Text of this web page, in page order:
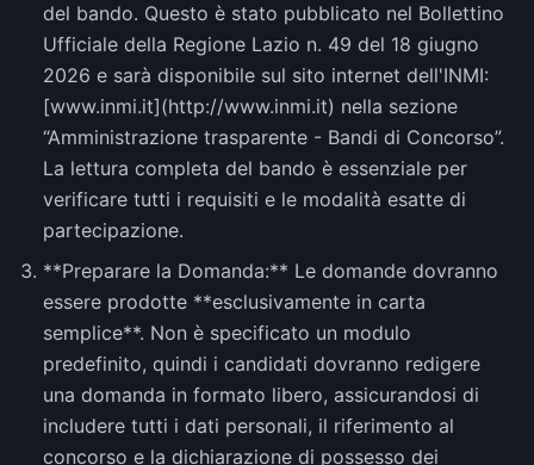
del bando. Questo è stato pubblicato nel Bollettino
Ufficiale della Regione Lazio n. 49 del 18 giugno
2026 e sarà disponibile sul sito internet dell'INMI:
[www.inmi.it](http://www.inmi.it) nella sezione
“Amministrazione trasparente - Bandi di Concorso”.
La lettura completa del bando è essenziale per
verificare tutti i requisiti e le modalità esatte di
partecipazione.
**Preparare la Domanda:** Le domande dovranno
essere prodotte **esclusivamente in carta
semplice**. Non è specificato un modulo
predefinito, quindi i candidati dovranno redigere
una domanda in formato libero, assicurandosi di
includere tutti i dati personali, il riferimento al
concorso e la dichiarazione di possesso dei